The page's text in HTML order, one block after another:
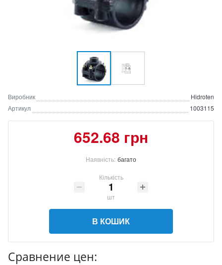
Виробник
Hidroten
Артикул
1003115
652.68 грн
Наявність: багато
Кількість
шт
В КОШИК
Сравнение цен: